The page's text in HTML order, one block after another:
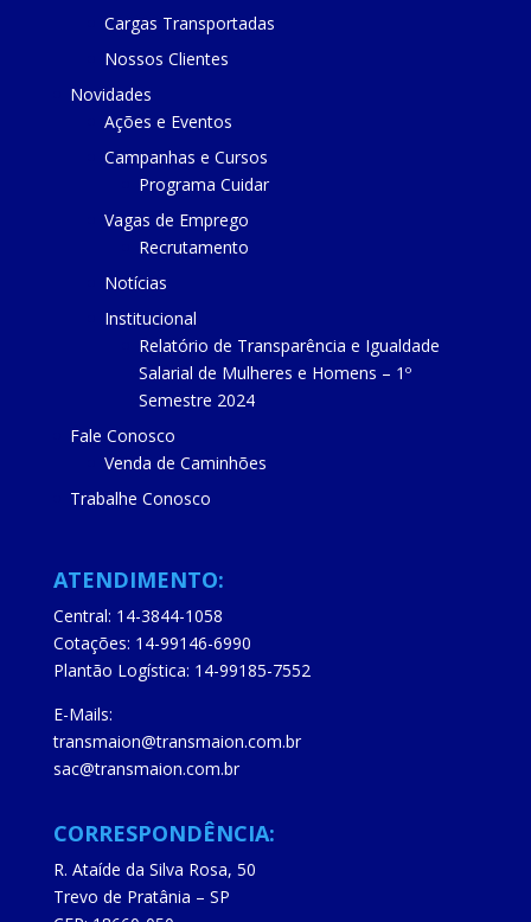
Cargas Transportadas
Nossos Clientes
Novidades
Ações e Eventos
Campanhas e Cursos
Programa Cuidar
Vagas de Emprego
Recrutamento
Notícias
Institucional
Relatório de Transparência e Igualdade
Salarial de Mulheres e Homens – 1º
Semestre 2024
Fale Conosco
Venda de Caminhões
Trabalhe Conosco
ATENDIMENTO:
Central: 14-3844-1058
Cotações: 14-99146-6990
Plantão Logística: 14-99185-7552
E-Mails:
transmaion@transmaion.com.br
sac@transmaion.com.br
CORRESPONDÊNCIA:
R. Ataíde da Silva Rosa, 50
Trevo de Pratânia – SP